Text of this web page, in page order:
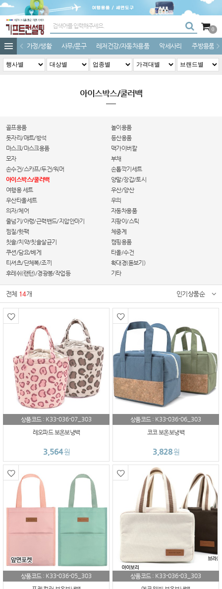
0
가정/생활 사무/문구 레저건강/자동차용품 악세사리 주방용품
아이스박스/쿨러백
골프용품
놀이용품
돗자리/매트/방석
등산용품
마스크/마스크용품
맥가이버칼
모자
부채
손수건/스카프/두건/워머
손톱깍기세트
아이스박스/쿨러백
양말/장갑/토시
여행용 세트
우산/양산
우산타올세트
우의
의자/체어
자동차용품
줄넘기/아령/근력밴드/지압안마기
지팡이/스틱
찜질/핫팩
체중계
칫솔/치약/칫솔살균기
캠핑용품
쿠션/담요/베게
타올/수건
티셔츠/단체복/조끼
확대경(돋보기)
후레쉬(랜턴)/경광봉/작업등
기타
전체 14개 인기상품순
상품코드 : K33-036-07_303
레오파드 보온보냉백
3,564원
상품코드 : K33-036-06_303
코코 보온보냉백
3,828원
상품코드 : K33-036-05_303
상품코드 : K33-036-03_303